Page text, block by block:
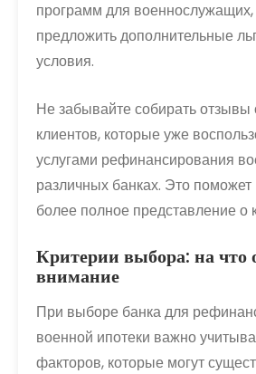
программ для военнослужащих,
предложить дополнительные
условия.
Не забывайте собирать
клиентов, которые уже
услугами рефинансирования
различных банках. Это поможет
более полное представление о
Критерии выбора: на что
внимание
При выборе банка для
военной ипотеки важно
факторов, которые могут